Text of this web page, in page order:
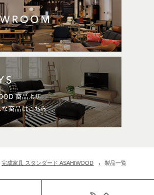
完成家具 スタンダード ASAHIWOOD 製品一覧